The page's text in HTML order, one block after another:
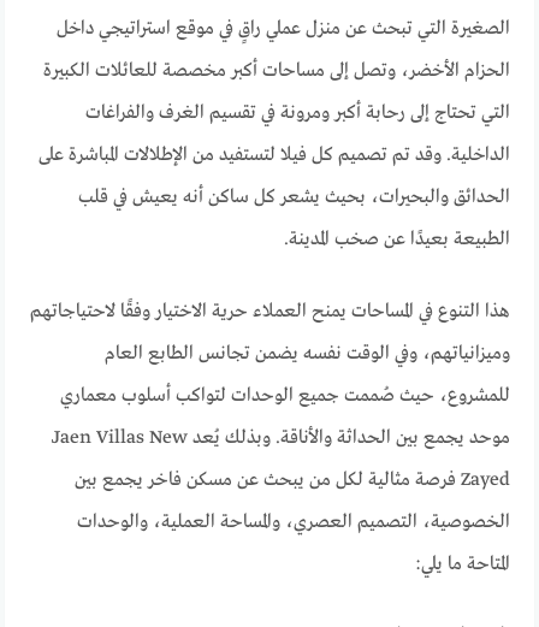
الصغيرة التي تبحث عن منزل عملي راقٍ في موقع استراتيجي داخل
الحزام الأخضر، وتصل إلى مساحات أكبر مخصصة للعائلات الكبيرة
التي تحتاج إلى رحابة أكبر ومرونة في تقسيم الغرف والفراغات
الداخلية. وقد تم تصميم كل فيلا لتستفيد من الإطلالات المباشرة على
الحدائق والبحيرات، بحيث يشعر كل ساكن أنه يعيش في قلب
الطبيعة بعيدًا عن صخب المدينة.
هذا التنوع في المساحات يمنح العملاء حرية الاختيار وفقًا لاحتياجاتهم
وميزانياتهم، وفي الوقت نفسه يضمن تجانس الطابع العام
للمشروع، حيث صُممت جميع الوحدات لتواكب أسلوب معماري
موحد يجمع بين الحداثة والأناقة. وبذلك يُعد Jaen Villas New
Zayed فرصة مثالية لكل من يبحث عن مسكن فاخر يجمع بين
الخصوصية، التصميم العصري، والمساحة العملية، والوحدات
المتاحة ما يلي: